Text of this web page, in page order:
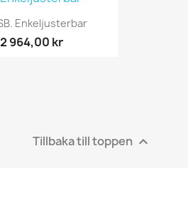
Enkeljusterbar
964,00 kr
Tillbaka till toppen 